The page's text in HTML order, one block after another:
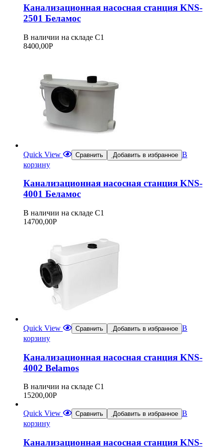
Канализационная насосная станция KNS-
2501 Беламос
В наличии на складе С1
8400,00Р
Quick View Сравнить Добавить в избранное В
корзину
Канализационная насосная станция KNS-
4001 Беламос
В наличии на складе С1
14700,00Р
Quick View Сравнить Добавить в избранное В
корзину
Канализационная насосная станция KNS-
4002 Belamos
В наличии на складе С1
15200,00Р
Quick View Сравнить Добавить в избранное В
корзину
Канализационная насосная станция KNS-